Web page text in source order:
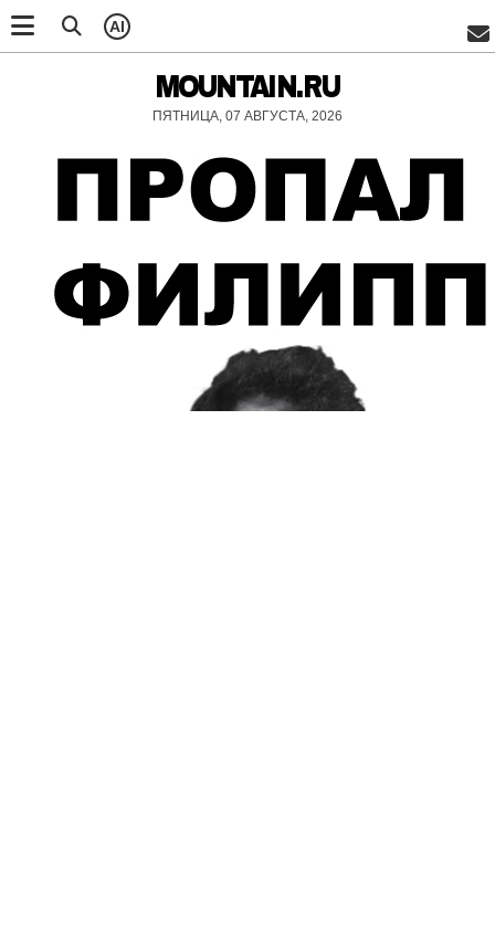
AI
MOUNTAIN.RU
ПЯТНИЦА, 07 АВГУСТА, 2026